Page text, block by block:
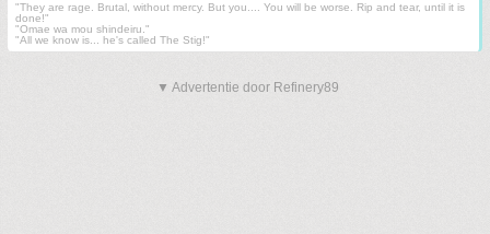
"They are rage. Brutal, without mercy. But you.... You will be worse. Rip and tear, until it is
done!"
"Omae wa mou shindeiru."
"All we know is... he's called The Stig!"
▼ Advertentie door Refinery89